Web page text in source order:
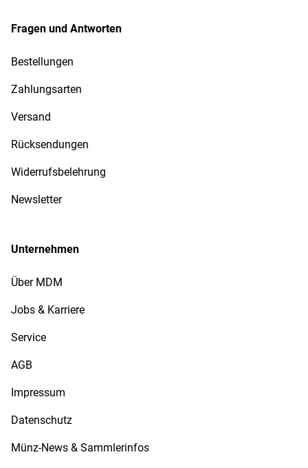
Fragen und Antworten
Bestellungen
Zahlungsarten
Versand
Rücksendungen
Widerrufsbelehrung
Newsletter
Unternehmen
Über MDM
Jobs & Karriere
Service
AGB
Impressum
Datenschutz
Münz-News & Sammlerinfos